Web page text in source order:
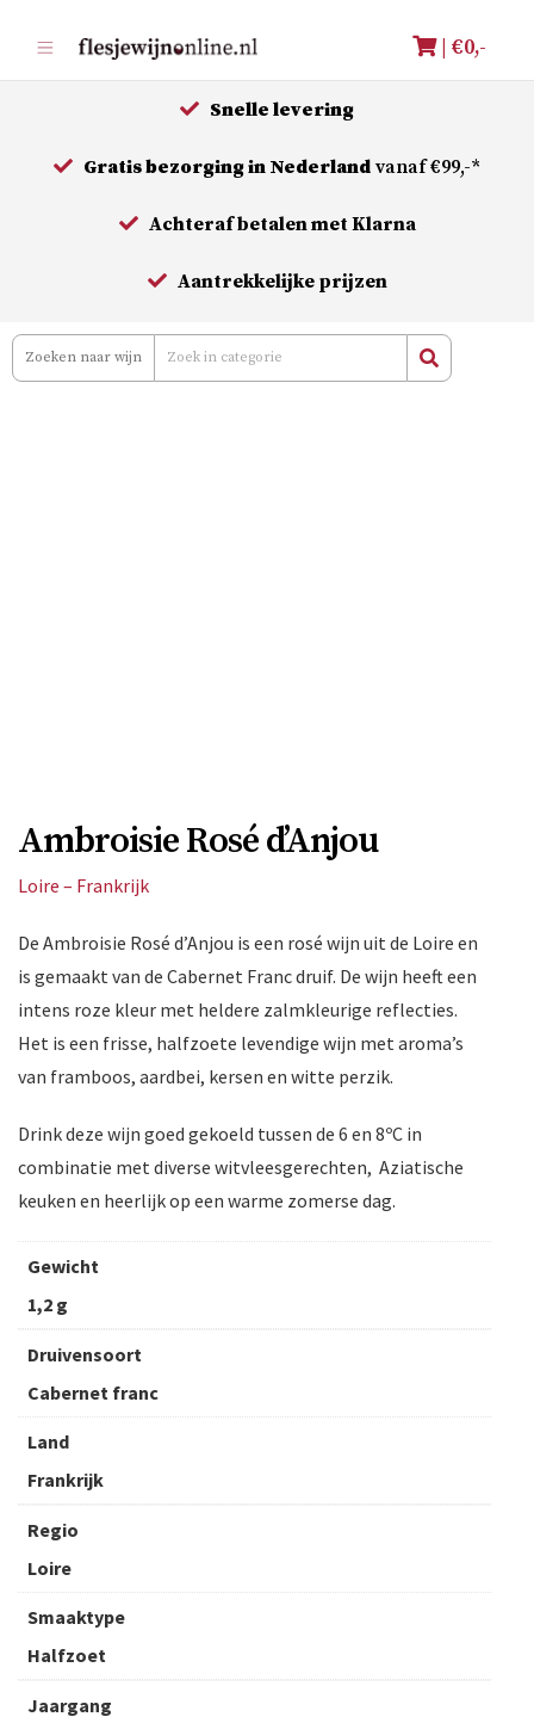
naar
de
| €0,-
Snelle levering
Gratis bezorging in Nederland vanaf €99,-*
Achteraf betalen met Klarna
Aantrekkelijke prijzen
Ambroisie Rosé d’Anjou
Loire – Frankrijk
De Ambroisie Rosé d’Anjou is een rosé wijn uit de Loire en
is gemaakt van de Cabernet Franc druif. De wijn heeft een
intens roze kleur met heldere zalmkleurige reflecties.
Het is een frisse, halfzoete levendige wijn met aroma’s
van framboos, aardbei, kersen en witte perzik.
Drink deze wijn goed gekoeld tussen de 6 en 8ºC in
combinatie met diverse witvleesgerechten, Aziatische
keuken en heerlijk op een warme zomerse dag.
Gewicht
1,2 g
Druivensoort
Cabernet franc
Land
Frankrijk
Regio
Loire
Smaaktype
Halfzoet
Jaargang